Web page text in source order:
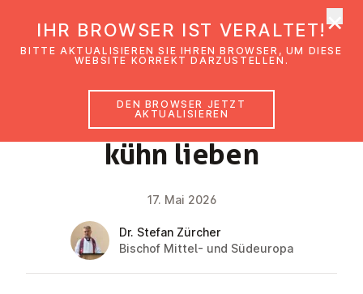
kühn lieben
GLAUBENSIMPULS
17. Mai 2026
Dr. Stefan Zürcher
Bischof Mittel- und Südeuropa
IHR BROWSER IST VERALTET!
BITTE AKTUALISIEREN SIE IHREN BROWSER, UM DIESE
WEBSITE KORREKT DARZUSTELLEN.
DEN BROWSER JETZT
AKTUALISIEREN
×